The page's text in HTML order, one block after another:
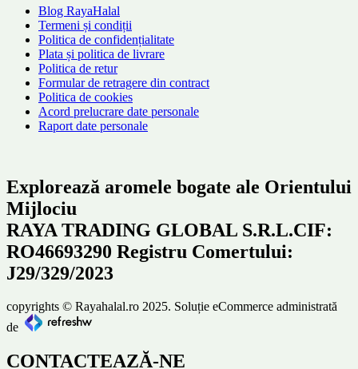
Blog RayaHalal
Termeni și condiții
Politica de confidențialitate
Plata și politica de livrare
Politica de retur
Formular de retragere din contract
Politica de cookies
Acord prelucrare date personale
Raport date personale
Explorează aromele bogate ale Orientului
Mijlociu
RAYA TRADING GLOBAL S.R.L.CIF:
RO46693290 Registru Comertului:
J29/329/2023
copyrights © Rayahalal.ro 2025. Soluție eCommerce administrată
de
CONTACTEAZĂ-NE